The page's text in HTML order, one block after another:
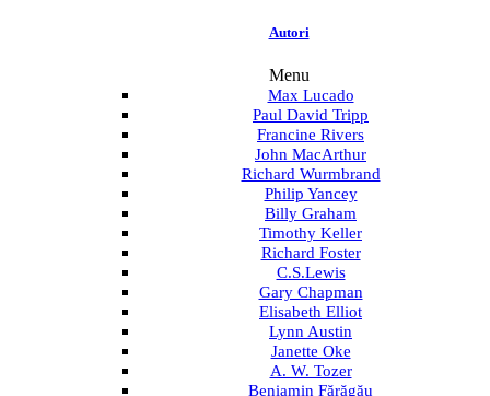
Autori
Menu
Max Lucado
Paul David Tripp
Francine Rivers
John MacArthur
Richard Wurmbrand
Philip Yancey
Billy Graham
Timothy Keller
Richard Foster
C.S.Lewis
Gary Chapman
Elisabeth Elliot
Lynn Austin
Janette Oke
A. W. Tozer
Beniamin Fărăgău